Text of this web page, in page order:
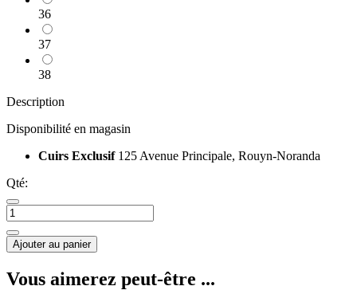
36
37
38
Description
Disponibilité en magasin
Cuirs Exclusif 125 Avenue Principale, Rouyn-Noranda
Qté:
Ajouter au panier
Vous aimerez peut-être ...